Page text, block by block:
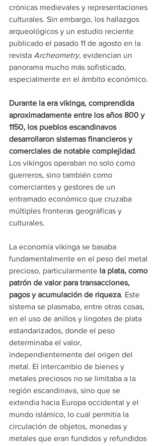
crónicas medievales y representaciones
culturales. Sin embargo, los hallazgos
arqueológicos y un estudio reciente
publicado el pasado 11 de agosto en la
revista Archeometry, evidencian un
panorama mucho más sofisticado,
especialmente en el ámbito económico.
Durante la era vikinga, comprendida
aproximadamente entre los años 800 y
1150, los pueblos escandinavos
desarrollaron sistemas financieros y
comerciales de notable complejidad.
Los vikingos operaban no solo como
guerreros, sino también como
comerciantes y gestores de un
entramado económico que cruzaba
múltiples fronteras geográficas y
culturales.
La economía vikinga se basaba
fundamentalmente en el peso del metal
precioso, particularmente la plata, como
patrón de valor para transacciones,
pagos y acumulación de riqueza. Este
sistema se plasmaba, entre otras cosas,
en el uso de anillos y lingotes de plata
estandarizados, donde el peso
determinaba el valor,
independientemente del origen del
metal. El intercambio de bienes y
metales preciosos no se limitaba a la
región escandinava, sino que se
extendía hacia Europa occidental y el
mundo islámico, lo cual permitía la
circulación de objetos, monedas y
metales que eran fundidos y refundidos